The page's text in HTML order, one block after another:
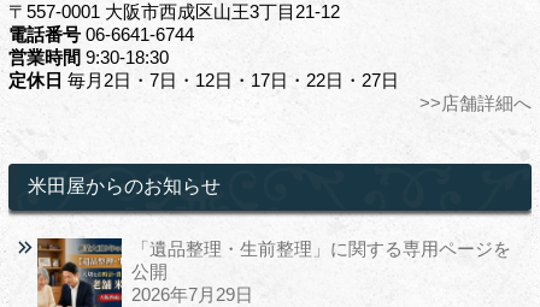
〒557-0001 大阪市西成区山王3丁目21-12
電話番号06-6641-6744
営業時間 9:30-18:30
定休日 毎月2日・7日・12日・17日・22日・27日
>>店舗詳細へ
米田屋からのお知らせ
「遺品整理・生前整理」に関する専用ページを
公開
2026年7月29日